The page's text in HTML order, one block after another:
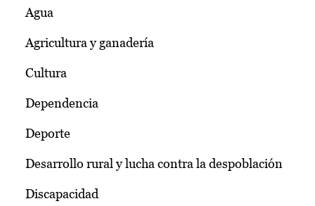
Agua
Agricultura y ganadería
Cultura
Dependencia
Deporte
Desarrollo rural y lucha contra la despoblación
Discapacidad